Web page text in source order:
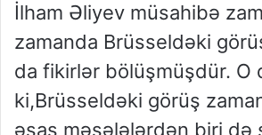
İlham Əliyev müsahibə
zamanda Brüsseldəki
da fikirlər bölüşmüşdür. O
ki,Brüsseldəki görüş
əsas məsələlərdən biri də